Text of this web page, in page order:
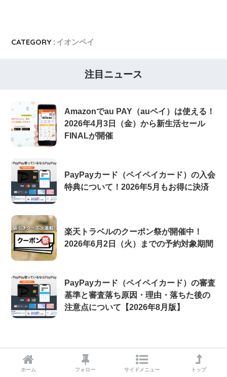
CATEGORY : イオンペイ
注目ニュース
Amazonでau PAY（auペイ）は使える！
2026年4月3日（金）から新生活セール
FINALが開催
PayPayカード（ペイペイカード）の入会
特典について！2026年5月もお得に決済
楽天トラベルのクーポン祭が開催中！
2026年6月2日（火）までの予約対象期間
PayPayカード（ペイペイカード）の審査
基準と審査落ち原因・理由・落ちた後の
注意点について【2026年8月版】
ホーム フォロー サイドメニュー トップ